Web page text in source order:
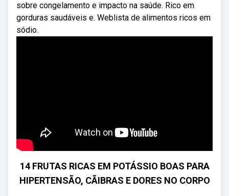
sobre congelamento e impacto na saúde. Rico em
gorduras saudáveis e. Weblista de alimentos ricos em
sódio.
14 FRUTAS RICAS EM POTÁSSIO BOAS PARA
HIPERTENSÃO, CÃIBRAS E DORES NO CORPO